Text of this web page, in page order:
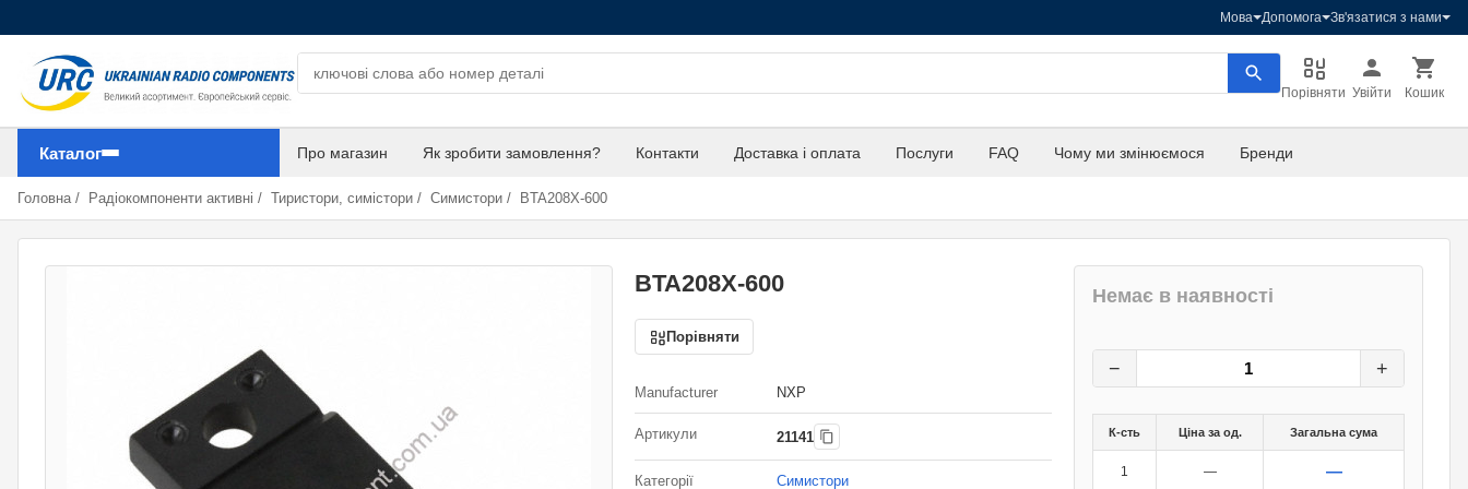
Мова Допомога Зв'язатися з нами
Порівняти Увійти Кошик
Каталог Про магазин Як зробити замовлення? Контакти Доставка і оплата Послуги FAQ Чому ми змінюємося Бренди
Головна / Радіокомпоненти активні / Тиристори, симістори / Симистори / BTA208X-600
BTA208X-600
Порівняти
Manufacturer NXP
Артикули 21141
Категорії Симистори
Немає в наявності
− +
К-сть Ціна за од. Загальна сума
1 — —